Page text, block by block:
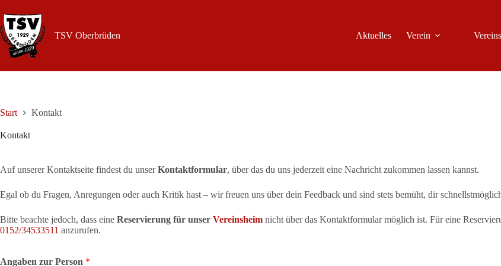
Inhalt
springen
TSV Oberbrüden
Aktuelles Verein
Start Kontakt
Kontakt
Auf unserer Kontaktseite findest du unserKontaktformular, über das du uns jederzeit eine Nachricht zukommen lassen kannst.
Egal ob du Fragen, Anregungen oder auch Kritik hast – wir freuen uns über dein Feedback und sind stets bemüht, dir
Bitte beachte jedoch, dass eine Reservierung für unser Vereinsheim nicht über das Kontaktformular möglich ist. Für eine
0152/34533511 anzurufen.
Angaben zur Person *